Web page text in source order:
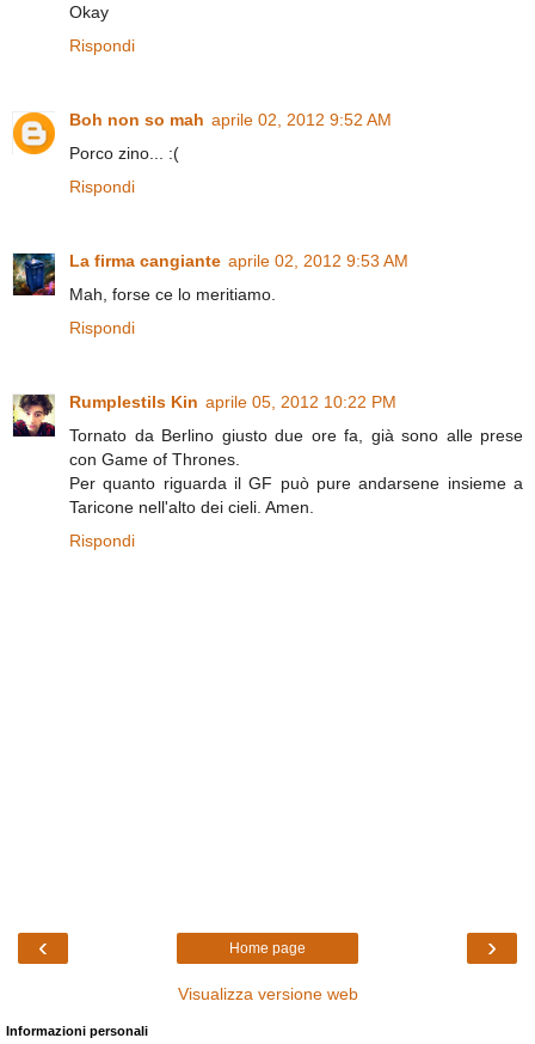
Okay
Rispondi
Boh non so mah aprile 02, 2012 9:52 AM
Porco zino... :(
Rispondi
La firma cangiante aprile 02, 2012 9:53 AM
Mah, forse ce lo meritiamo.
Rispondi
Rumplestils Kin aprile 05, 2012 10:22 PM
Tornato da Berlino giusto due ore fa, già sono alle prese
con Game of Thrones.
Per quanto riguarda il GF può pure andarsene insieme a
Taricone nell'alto dei cieli. Amen.
Rispondi
‹ ›
Home page
Visualizza versione web
Informazioni personali